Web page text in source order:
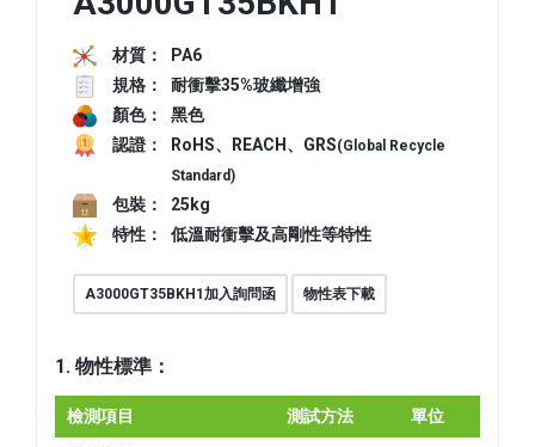
材質：
PA6
規格：
耐衝擊35%玻纖增強
顏色：
黑色
認證：
RoHS、REACH、GRS(Global Recycle
Standard)
包裝：
25kg
特性：
低溫耐衝擊及高剛性等特性
A3000GT35BKH1加入詢問函 物性表下載
1. 物性標準：
檢測項目 測試方法 單位